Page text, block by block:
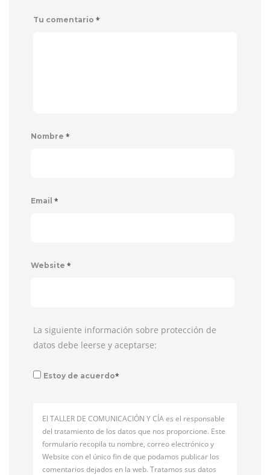
Tu comentario *
Nombre *
Email *
Website *
La siguiente información sobre protección de
datos debe leerse y aceptarse:
Estoy de acuerdo*
El TALLER DE COMUNICACIÓN Y CÍA es el responsable
del tratamiento de los datos que nos proporcione. Este
formulario recopila tu nombre, correo electrónico y
Website con el único fin de que podamos publicar los
comentarios dejados en la web. Tratamos sus datos